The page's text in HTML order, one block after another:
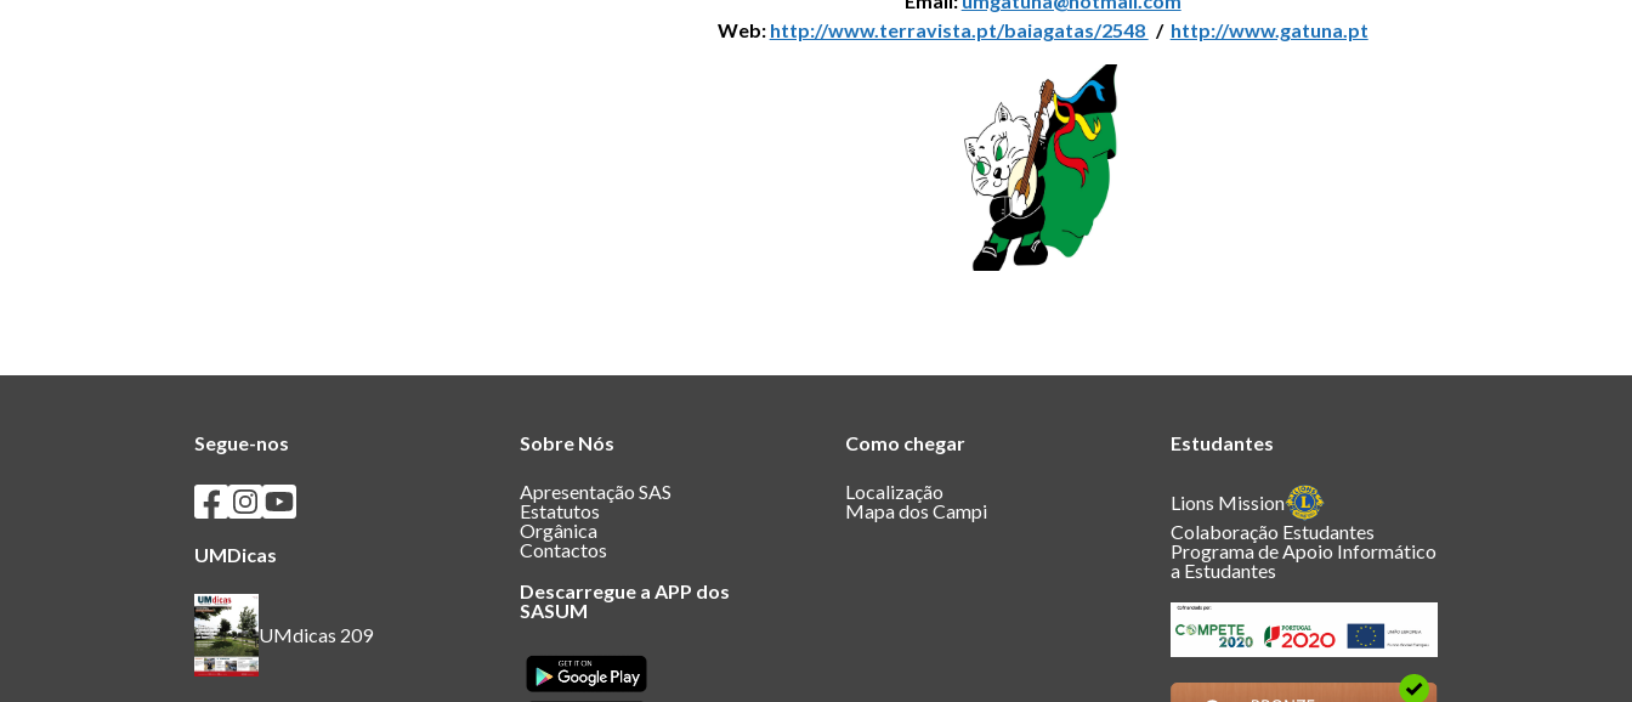
Web: http://www.terravista.pt/baiagatas/2548 / http://www.gatuna.pt
Segue-nos
Seguir os SASUM no Facebook
Seguir os SASUM no Instagram
Seguir os SASUM no Youtube
UMDicas
UMdicas 209
Sobre Nós
Apresentação SAS
Estatutos
Orgânica
Contactos
Descarregue a APP dos
SASUM
Como chegar
Localização
Mapa dos Campi
Estudantes
Lions Mission
Colaboração Estudantes
Programa de Apoio Informático
a Estudantes